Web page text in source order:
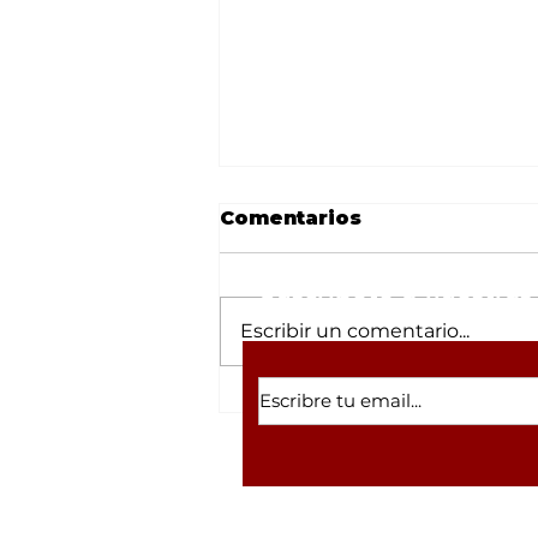
Huachicol y despojo
ambiental: Las dos
candidatura de
Comentarios
Escribir un comentario...
Suscríbete a